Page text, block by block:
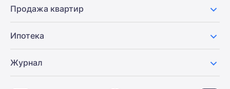
Продажа квартир
Ипотека
Журнал